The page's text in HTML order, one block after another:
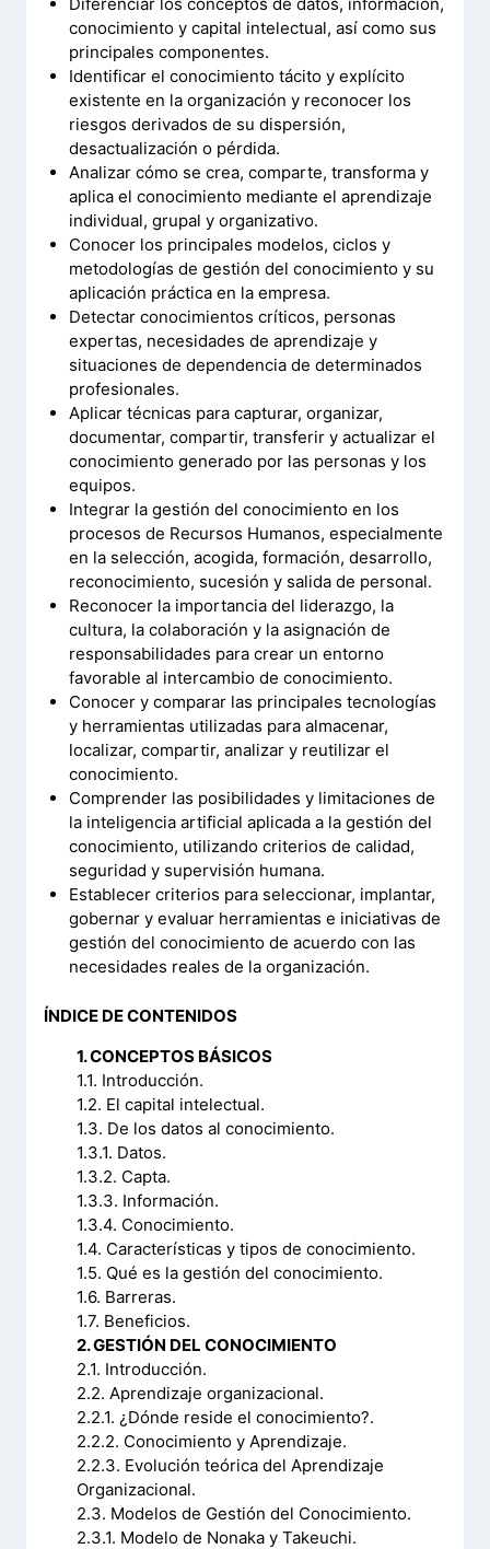
conocimiento y capital intelectual, así como sus
principales componentes.
Identificar el conocimiento tácito y explícito
existente en la organización y reconocer los
riesgos derivados de su dispersión,
desactualización o pérdida.
Analizar cómo se crea, comparte, transforma y
aplica el conocimiento mediante el aprendizaje
individual, grupal y organizativo.
Conocer los principales modelos, ciclos y
metodologías de gestión del conocimiento y su
aplicación práctica en la empresa.
Detectar conocimientos críticos, personas
expertas, necesidades de aprendizaje y
situaciones de dependencia de determinados
profesionales.
Aplicar técnicas para capturar, organizar,
documentar, compartir, transferir y actualizar el
conocimiento generado por las personas y los
equipos.
Integrar la gestión del conocimiento en los
procesos de Recursos Humanos, especialmente
en la selección, acogida, formación, desarrollo,
reconocimiento, sucesión y salida de personal.
Reconocer la importancia del liderazgo, la
cultura, la colaboración y la asignación de
responsabilidades para crear un entorno
favorable al intercambio de conocimiento.
Conocer y comparar las principales tecnologías
y herramientas utilizadas para almacenar,
localizar, compartir, analizar y reutilizar el
conocimiento.
Comprender las posibilidades y limitaciones de
la inteligencia artificial aplicada a la gestión del
conocimiento, utilizando criterios de calidad,
seguridad y supervisión humana.
Establecer criterios para seleccionar, implantar,
gobernar y evaluar herramientas e iniciativas de
gestión del conocimiento de acuerdo con las
necesidades reales de la organización.
ÍNDICE DE CONTENIDOS
1. CONCEPTOS BÁSICOS
1.1. Introducción.
1.2. El capital intelectual.
1.3. De los datos al conocimiento.
1.3.1. Datos.
1.3.2. Capta.
1.3.3. Información.
1.3.4. Conocimiento.
1.4. Características y tipos de conocimiento.
1.5. Qué es la gestión del conocimiento.
1.6. Barreras.
1.7. Beneficios.
2. GESTIÓN DEL CONOCIMIENTO
2.1. Introducción.
2.2. Aprendizaje organizacional.
2.2.1. ¿Dónde reside el conocimiento?.
2.2.2. Conocimiento y Aprendizaje.
2.2.3. Evolución teórica del Aprendizaje
Organizacional.
2.3. Modelos de Gestión del Conocimiento.
2.3.1. Modelo de Nonaka y Takeuchi.